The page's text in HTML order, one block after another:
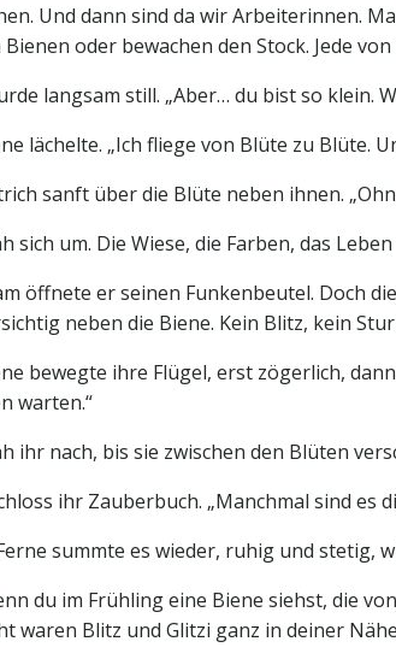
Und dann sind da wir Arbeiterinnen.
oder bewachen den Stock. Jede
langsam still. „Aber… du bist so klein.
lächelte. „Ich fliege von Blüte zu Blüte.
sanft über die Blüte neben ihnen.
sich um. Die Wiese, die Farben, das
öffnete er seinen Funkenbeutel. Doch
neben die Biene. Kein Blitz, kein
bewegte ihre Flügel, erst zögerlich,
warten.“
ihr nach, bis sie zwischen den Blüten
ihr Zauberbuch. „Manchmal sind es
summte es wieder, ruhig und stetig,
du im Frühling eine Biene siehst, die
waren Blitz und Glitzi ganz in deiner